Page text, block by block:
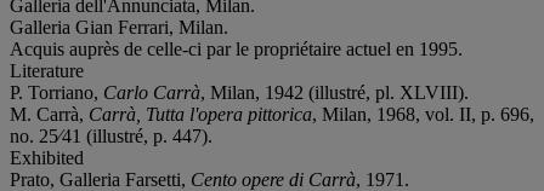
Galleria dell'Annunciata, Milan.
Galleria Gian Ferrari, Milan.
Acquis auprès de celle-ci par le propriétaire actuel en 1995.
Literature
P. Torriano, Carlo Carrà, Milan, 1942 (illustré, pl. XLVIII).
M. Carrà, Carrà, Tutta l'opera pittorica, Milan, 1968, vol. II, p. 696,
no. 25⁄41 (illustré, p. 447).
Exhibited
Prato, Galleria Farsetti, Cento opere di Carrà, 1971.